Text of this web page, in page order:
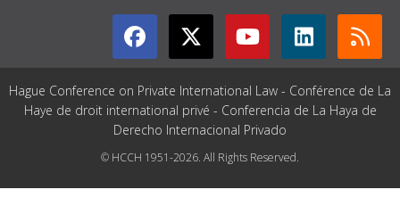
Hague Conference on Private International Law - Conférence de La
Haye de droit international privé - Conferencia de La Haya de
Derecho Internacional Privado
© HCCH 1951-2026. All Rights Reserved.